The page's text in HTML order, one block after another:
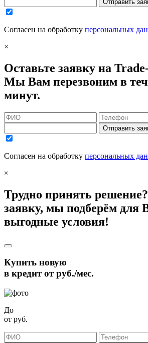
Отправить
Согласен на обработку персональных
×
Оставьте заявку на
Мы Вам перезвоним в
минут.
Отправить
Согласен на обработку персональных
×
Трудно принять
заявку, мы подберём для
выгодные условия!
Купить новую
в кредит отруб./мес.
До
от руб.